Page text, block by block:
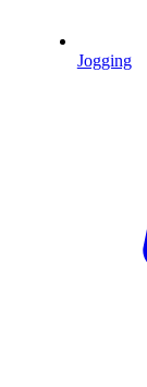
Jogging